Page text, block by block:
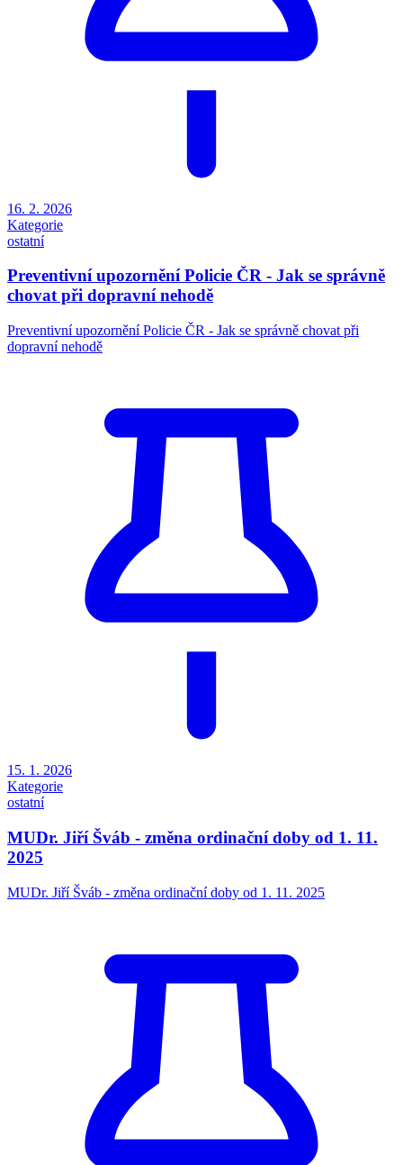
16. 2. 2026
Kategorie
ostatní
Preventivní upozornění Policie ČR - Jak se správně
chovat při dopravní nehodě
Preventivní upozornění Policie ČR - Jak se správně chovat při
dopravní nehodě
15. 1. 2026
Kategorie
ostatní
MUDr. Jiří Šváb - změna ordinační doby od 1. 11.
2025
MUDr. Jiří Šváb - změna ordinační doby od 1. 11. 2025